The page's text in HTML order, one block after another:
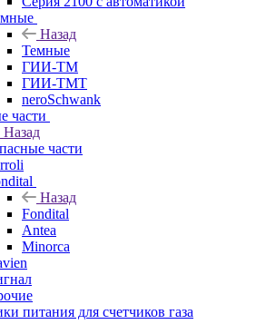
Назад
Темные
ГИИ-ТМ
ГИИ-ТМТ
neroSchwank
части
Назад
части
Назад
Fondital
Antea
Minorca
питания для счетчиков газа